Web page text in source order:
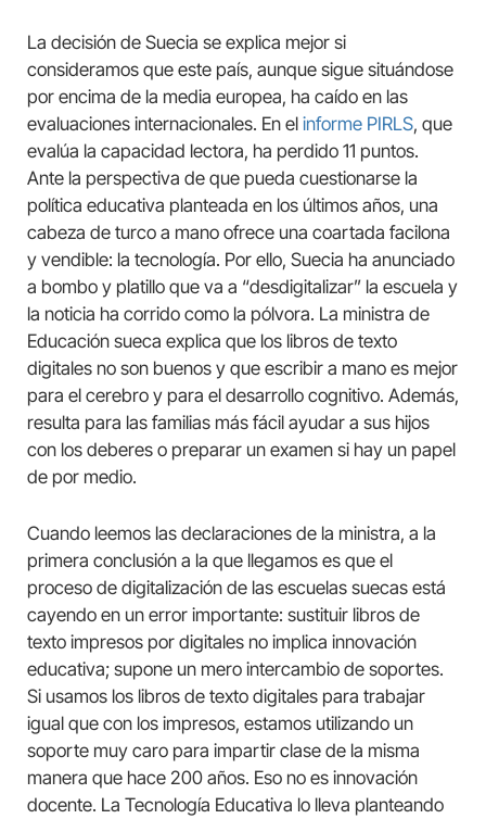
La decisión de Suecia se explica mejor si
consideramos que este país, aunque sigue situándose
por encima de la media europea, ha caído en las
evaluaciones internacionales. En el informe PIRLS, que
evalúa la capacidad lectora, ha perdido 11 puntos.
Ante la perspectiva de que pueda cuestionarse la
política educativa planteada en los últimos años, una
cabeza de turco a mano ofrece una coartada facilona
y vendible: la tecnología. Por ello, Suecia ha anunciado
a bombo y platillo que va a “desdigitalizar” la escuela y
la noticia ha corrido como la pólvora. La ministra de
Educación sueca explica que los libros de texto
digitales no son buenos y que escribir a mano es mejor
para el cerebro y para el desarrollo cognitivo. Además,
resulta para las familias más fácil ayudar a sus hijos
con los deberes o preparar un examen si hay un papel
de por medio.
Cuando leemos las declaraciones de la ministra, a la
primera conclusión a la que llegamos es que el
proceso de digitalización de las escuelas suecas está
cayendo en un error importante: sustituir libros de
texto impresos por digitales no implica innovación
educativa; supone un mero intercambio de soportes.
Si usamos los libros de texto digitales para trabajar
igual que con los impresos, estamos utilizando un
soporte muy caro para impartir clase de la misma
manera que hace 200 años. Eso no es innovación
docente. La Tecnología Educativa lo lleva planteando